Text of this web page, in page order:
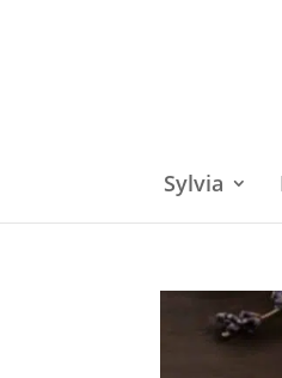
Sylvia